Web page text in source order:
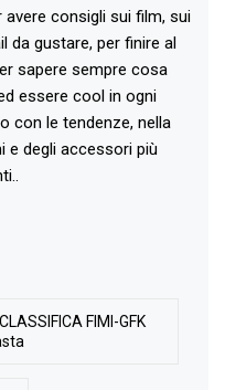
avere consigli sui film, sui
da gustare, per finire al
sapere sempre cosa
essere cool in ogni
con le tendenze, nella
e degli accessori più
FIMI-GFK